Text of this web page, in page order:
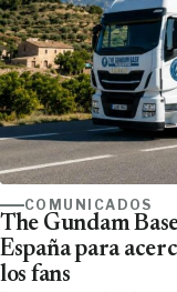
COMUNICADOS
The Gundam
España para
los fans